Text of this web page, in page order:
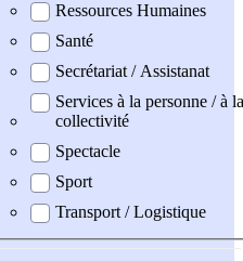
Ressources Humaines
Santé
Secrétariat / Assistanat
Services à la personne / à la
collectivité
Spectacle
Sport
Transport / Logistique